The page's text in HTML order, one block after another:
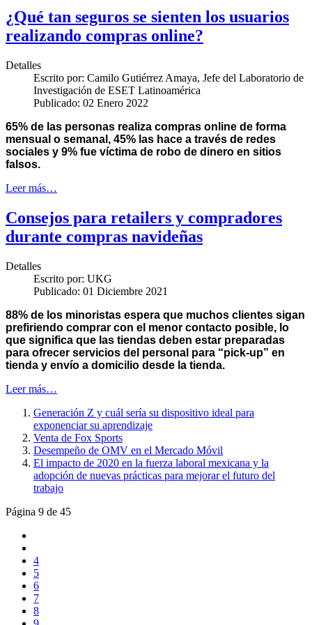
¿Qué tan seguros se sienten los usuarios
realizando compras online?
Detalles
Escrito por: Camilo Gutiérrez Amaya, Jefe del Laboratorio de
Investigación de ESET Latinoamérica
Publicado: 02 Enero 2022
65% de las personas realiza compras online de forma
mensual o semanal, 45% las hace a través de redes
sociales y 9% fue víctima de robo de dinero en sitios
falsos.
Leer más…
Consejos para retailers y compradores
durante compras navideñas
Detalles
Escrito por: UKG
Publicado: 01 Diciembre 2021
88% de los minoristas espera que muchos clientes sigan
prefiriendo comprar con el menor contacto posible, lo
que significa que las tiendas deben estar preparadas
para ofrecer servicios del personal para “pick-up” en
tienda y envío a domicilio desde la tienda.
Leer más…
Generación Z y cuál sería su dispositivo ideal para
exponenciar su aprendizaje
Venta de Fox Sports
Desempeño de OMV en el Mercado Móvil
El impacto de 2020 en la fuerza laboral mexicana y la
adopción de nuevas prácticas para mejorar el futuro del
trabajo
Página 9 de 45
4
5
6
7
8